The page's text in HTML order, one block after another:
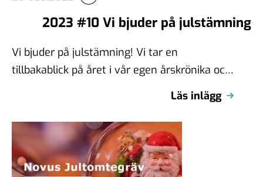
2023 #10 Vi bjuder på julstämning
Vi bjuder på julstämning! Vi tar en
tillbakablick på året i vår egen årskrönika och
Läs inlägg